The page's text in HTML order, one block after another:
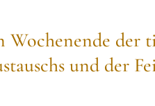
Wochenende der
und der